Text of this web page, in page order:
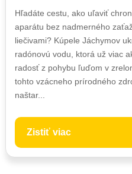
Hľadáte cestu, ako uľaviť
aparátu bez nadmerného
liečivami? Kúpele Jáchymov
radónovú vodu, ktorá už viac
radosť z pohybu ľuďom v
tohto vzácneho prírodného
naštar...
Zistiť viac